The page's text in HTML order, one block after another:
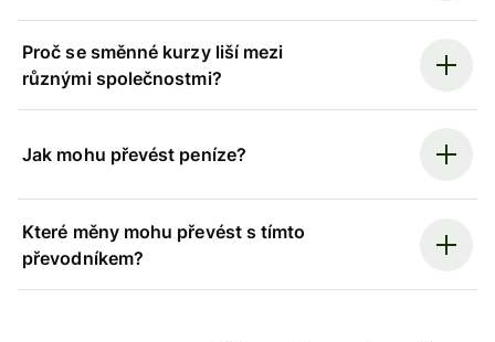
Proč se směnné kurzy liší mezi
různými společnostmi?
Jak mohu převést peníze?
Které měny mohu převést s tímto
převodníkem?